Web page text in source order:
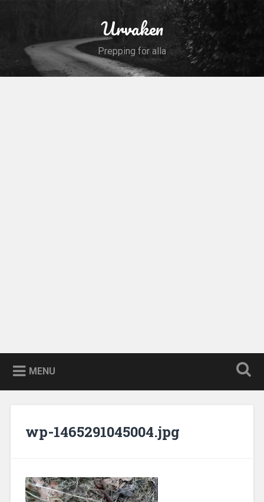
Urvaken
Prepping för alla
MENU
wp-1465291045004.jpg